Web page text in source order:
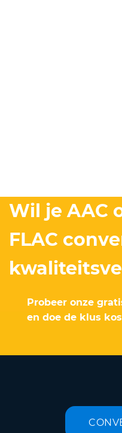
Wil je AAC
FLAC
Probeer onze
en doe de klus